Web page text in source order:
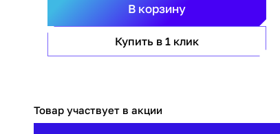
В корзину
Купить в 1 клик
Товар участвует в акции